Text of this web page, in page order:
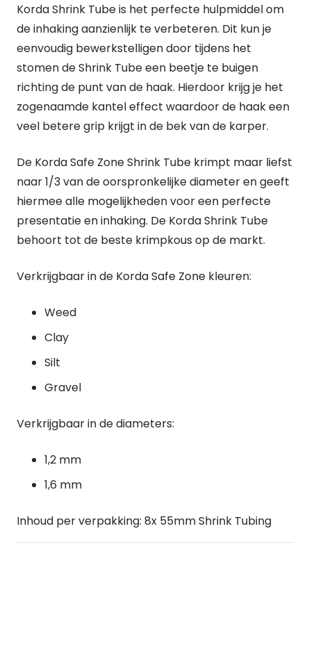
Medium
1.6mm
Weed
quantity
Korda Shrink Tube is het perfecte hulpmiddel om
de inhaking aanzienlijk te verbeteren. Dit kun je
eenvoudig bewerkstelligen door tijdens het
stomen de Shrink Tube een beetje te buigen
richting de punt van de haak. Hierdoor krijg je het
zogenaamde kantel effect waardoor de haak een
veel betere grip krijgt in de bek van de karper.
De Korda Safe Zone Shrink Tube krimpt maar liefst
naar 1/3 van de oorspronkelijke diameter en geeft
hiermee alle mogelijkheden voor een perfecte
presentatie en inhaking. De Korda Shrink Tube
behoort tot de beste krimpkous op de markt.
Verkrijgbaar in de Korda Safe Zone kleuren:
Weed
Clay
Silt
Gravel
Verkrijgbaar in de diameters:
1,2 mm
1,6 mm
Inhoud per verpakking: 8x 55mm Shrink Tubing